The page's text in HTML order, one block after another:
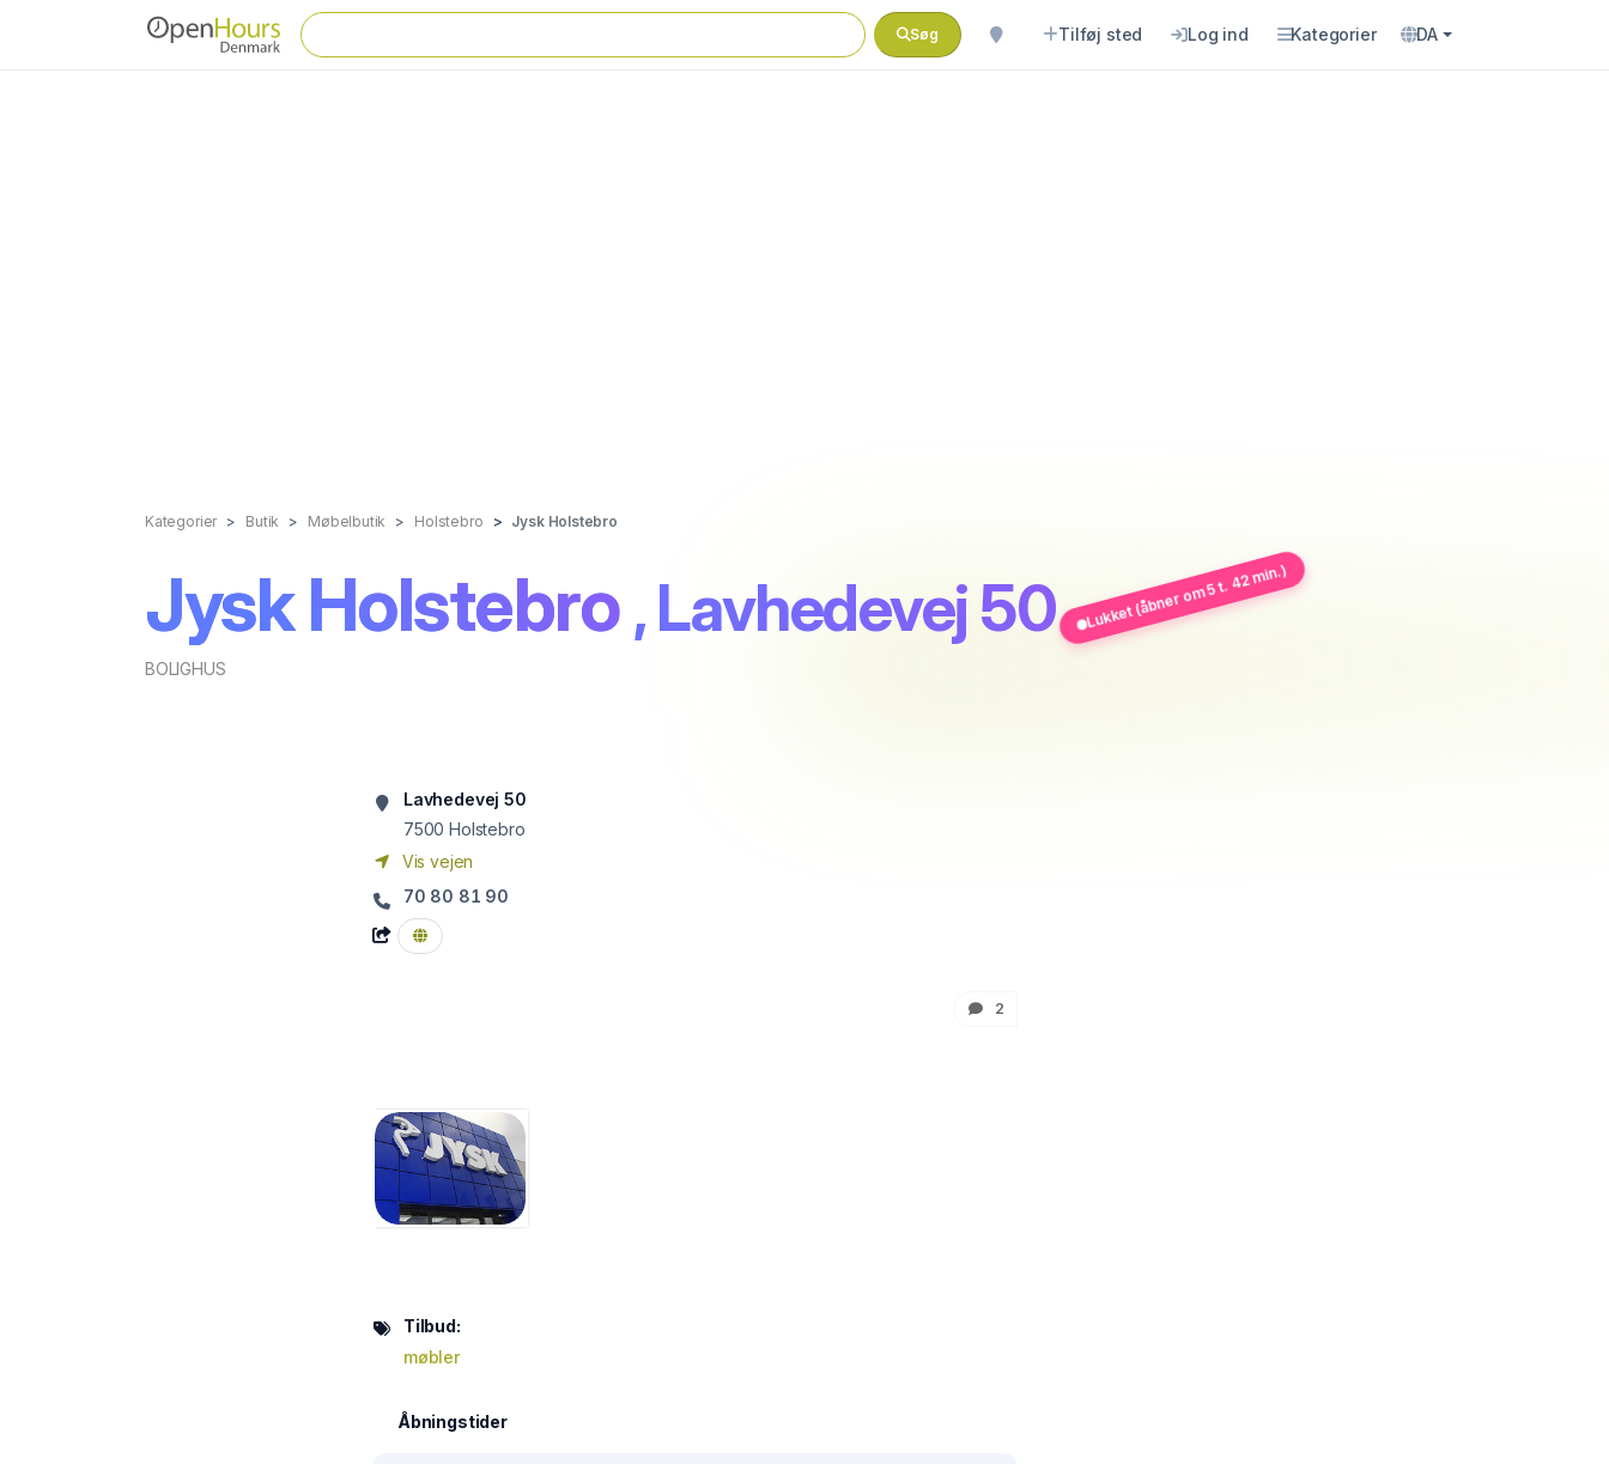
Søg Tilføj sted Log ind Kategorier DA
Kategorier Butik Møbelbutik Holstebro Jysk Holstebro
Jysk Holstebro , Lavhedevej 50
BOLIGHUS
Lukket (åbner om 5 t. 42 min.)
Lavhedevej 50
7500 Holstebro
Vis vejen
70 80 81 90
2
Tilbud:
møbler
Åbningstider